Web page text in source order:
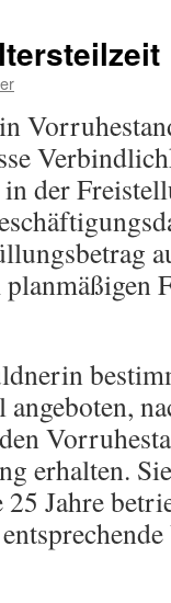
der
erhalten.
Jahre